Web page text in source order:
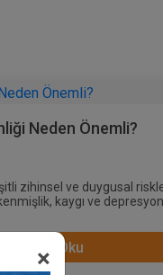
×
Neden Önemli?
zihinsel ve duygusal
kaygı ve
Oku